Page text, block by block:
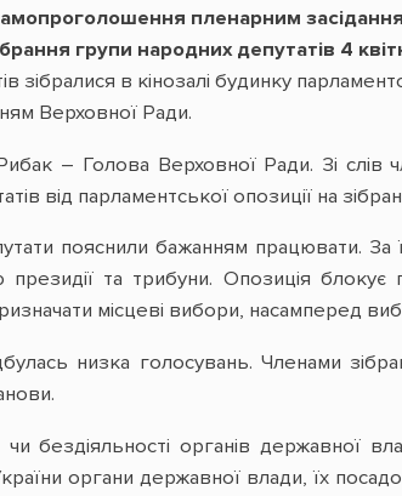
пленарним
групи народних депутатів 4
зібралися в кінозалі будинку
Верховної Ради.
– Голова Верховної Ради. Зі слів
від парламентської опозиції на
пояснили бажанням працювати. За
та трибуни. Опозиція
місцеві вибори, насамперед
низка голосувань. Членами
бездіяльності органів державної
органи державної влади, їх